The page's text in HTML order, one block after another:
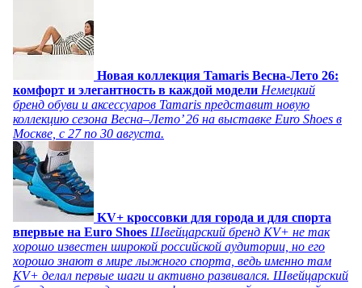
Новая коллекция Tamaris Весна-Лето 26:
комфорт и элегантность в каждой модели Немецкий
бренд обуви и аксессуаров Tamaris представит новую
коллекцию сезона Весна–Лето’ 26 на выставке Euro Shoes в
Москве, с 27 по 30 августа.
KV+ кроссовки для города и для спорта
впервые на Euro Shoes Швейцарский бренд KV+ не так
хорошо известен широкой российской аудитории, но его
хорошо знают в мире лыжного спорта, ведь именно там
KV+ делал первые шаги и активно развивался. Швейцарский